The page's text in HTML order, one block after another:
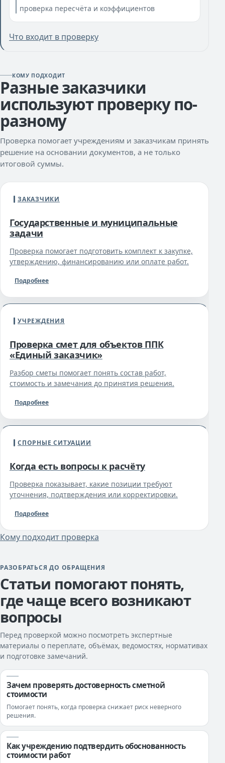
проверка пересчёта и коэффициентов
Что входит в проверку
КОМУ ПОДХОДИТ
Разные заказчики
используют проверку по-
разному
Проверка помогает учреждениям и заказчикам принять
решение на основании документов, а не только
итоговой суммы.
ЗАКАЗЧИКИ
Государственные и муниципальные
задачи
Проверка помогает подготовить комплект к закупке,
утверждению, финансированию или оплате работ.
Подробнее
УЧРЕЖДЕНИЯ
Проверка смет для объектов ППК
«Единый заказчик»
Разбор сметы помогает понять состав работ,
стоимость и замечания до принятия решения.
Подробнее
СПОРНЫЕ СИТУАЦИИ
Когда есть вопросы к расчёту
Проверка показывает, какие позиции требуют
уточнения, подтверждения или корректировки.
Подробнее
Кому подходит проверка
РАЗОБРАТЬСЯ ДО ОБРАЩЕНИЯ
Статьи помогают понять,
где чаще всего возникают
вопросы
Перед проверкой можно посмотреть экспертные
материалы о переплате, объёмах, ведомостях, нормативах
и подготовке замечаний.
Зачем проверять достоверность сметной
стоимости
Помогает понять, когда проверка снижает риск неверного
решения.
Как учреждению подтвердить обоснованность
стоимости работ